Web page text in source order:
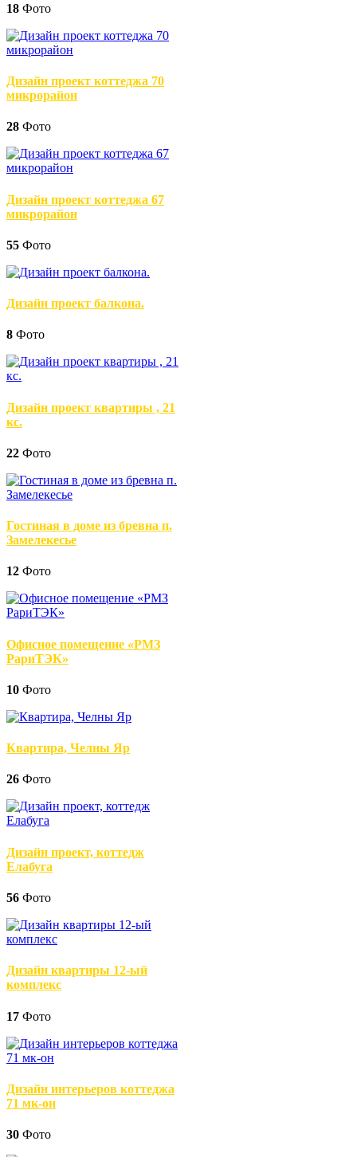
18 Фото
Дизайн проект коттеджа 70
микрорайон
28 Фото
Дизайн проект коттеджа 67
микрорайон
55 Фото
Дизайн проект балкона.
8 Фото
Дизайн проект квартиры , 21
кс.
22 Фото
Гостиная в доме из бревна п.
Замелекесье
12 Фото
Офисное помещение «РМЗ
РариТЭК»
10 Фото
Квартира, Челны Яр
26 Фото
Дизайн проект, коттедж
Елабуга
56 Фото
Дизайн квартиры 12-ый
комплекс
17 Фото
Дизайн интерьеров коттеджа
71 мк-он
30 Фото